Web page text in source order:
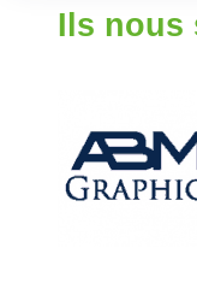
Ils nous